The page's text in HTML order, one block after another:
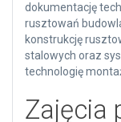
dokumentację
rusztowań
konstrukcję
stalowych oraz
technologię
Zajęcia